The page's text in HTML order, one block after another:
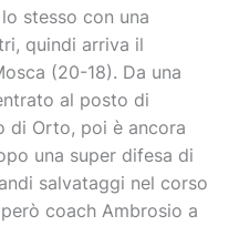
stesso con una
quindi arriva il
(20-18). Da una
al posto di
di Orto, poi è ancora
una super difesa di
salvataggi nel corso
coach Ambrosio a